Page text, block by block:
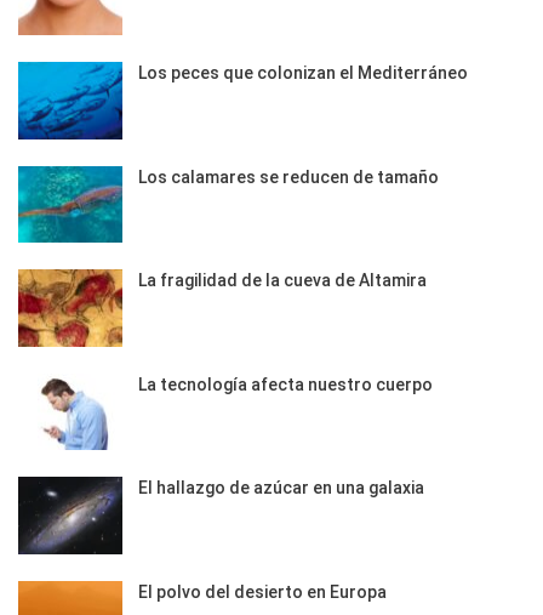
Los peces que colonizan el Mediterráneo
Los calamares se reducen de tamaño
La fragilidad de la cueva de Altamira
La tecnología afecta nuestro cuerpo
El hallazgo de azúcar en una galaxia
El polvo del desierto en Europa